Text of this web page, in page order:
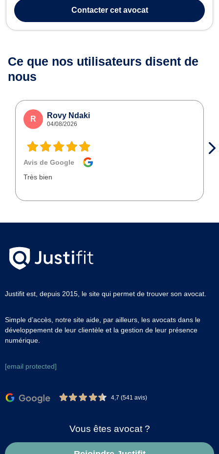
des étrangers et de la nationalité. Elle vous conseille et vous
représente en cas... Contactercet avocat
Ce que nos utilisateurs disent de
nous
R Rovy Ndaki
04/08/2026
Avis de Google
Très bien
Justifit est, depuis 2015, le site qui permet de trouver son avocat.
Simple d’accès, notre site aide, par ailleurs, les avocats dans le
développement de leur clientèle et la gestion de leur présence
numérique.
[email protected]
4,7 (541 avis)
Vous êtes avocat ?